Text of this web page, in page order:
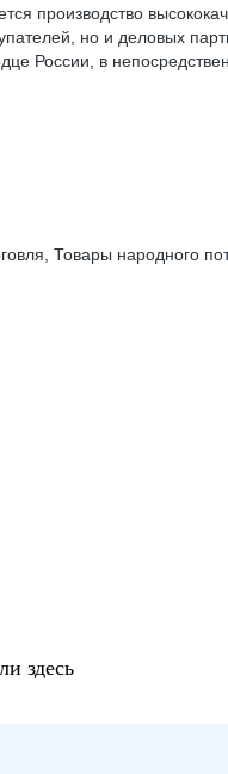
производство
но и деловых
России, в
Товары народного
здесь